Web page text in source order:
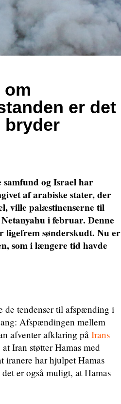
om
er det
bryder
samfund og Israel har
af arabiske stater, der
ville palæstinenserne til
i februar. Denne
ligefrem sønderskudt. Nu er
som i længere tid havde
de tendenser til afspænding i
Afspændingen mellem
afventer afklaring på Irans
Iran støtter Hamas med
iranere har hjulpet Hamas
er også muligt, at Hamas